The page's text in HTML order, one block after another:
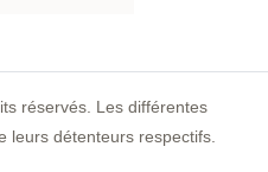
réservés. Les différentes
leurs détenteurs respectifs.